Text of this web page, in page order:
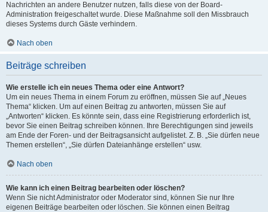
Nachrichten an andere Benutzer nutzen, falls diese von der Board-
Administration freigeschaltet wurde. Diese Maßnahme soll den Missbrauch
dieses Systems durch Gäste verhindern.
Nach oben
Beiträge schreiben
Wie erstelle ich ein neues Thema oder eine Antwort?
Um ein neues Thema in einem Forum zu eröffnen, müssen Sie auf „Neues
Thema“ klicken. Um auf einen Beitrag zu antworten, müssen Sie auf
„Antworten“ klicken. Es könnte sein, dass eine Registrierung erforderlich ist,
bevor Sie einen Beitrag schreiben können. Ihre Berechtigungen sind jeweils
am Ende der Foren- und der Beitragsansicht aufgelistet. Z. B. „Sie dürfen neue
Themen erstellen“, „Sie dürfen Dateianhänge erstellen“ usw.
Nach oben
Wie kann ich einen Beitrag bearbeiten oder löschen?
Wenn Sie nicht Administrator oder Moderator sind, können Sie nur Ihre
eigenen Beiträge bearbeiten oder löschen. Sie können einen Beitrag